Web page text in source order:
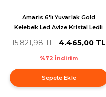
Amaris 6'lı Yuvarlak Gold
Kelebek Led Avize Kristal Ledli
Salon Sarkıt Avize
15.821,98 TL 4.465,00 TL
%72 İndirim
Sepete Ekle